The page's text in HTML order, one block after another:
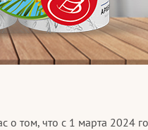
том, что с 1 марта 2024